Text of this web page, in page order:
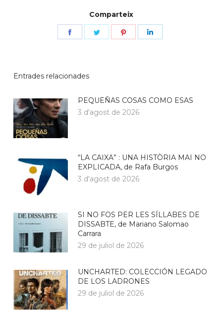
Comparteix
Share
Share
Share
Entrades relacionades
PEQUEÑAS COSAS COMO ESAS
3 d'agost de 2026
“LA CAIXA” : UNA HISTÒRIA MAI NO
EXPLICADA, de Rafa Burgos
3 d'agost de 2026
SI NO FOS PER LES SÍL·LABES DE
DISSABTE, de Mariano Salomao
Carrara
29 de juliol de 2026
UNCHARTED: COLECCIÓN LEGADO
DE LOS LADRONES
29 de juliol de 2026